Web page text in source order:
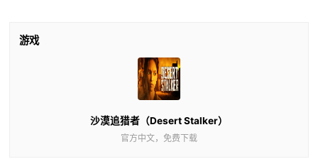
游戏
沙漠追猎者（Desert Stalker）
官方中文，免费下载